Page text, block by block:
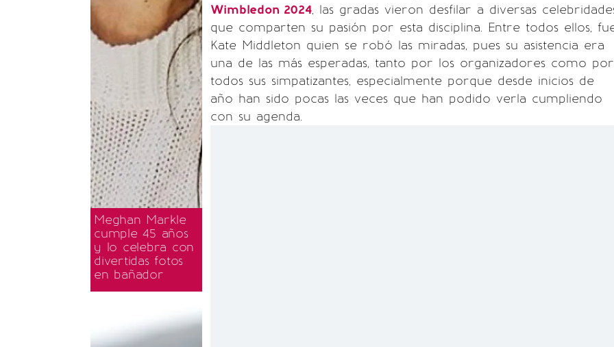
Meghan Markle
cumple 45 años
y lo celebra con
divertidas fotos
en bañador
Wimbledon 2024, las gradas vieron desfilar a diversas
que comparten su pasión por esta disciplina. Entre todos ellos,
Kate Middleton quien se robó las miradas, pues su asistencia era
una de las más esperadas, tanto por los organizadores como por
todos sus simpatizantes, especialmente porque desde inicios de
año han sido pocas las veces que han podido verla cumpliendo
con su agenda.